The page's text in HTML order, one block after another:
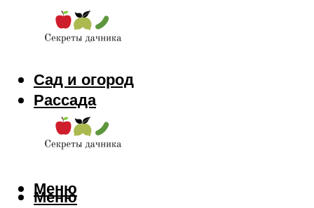
Сад и огород
Рассада
Цветы
Заготовки
Меню
Меню